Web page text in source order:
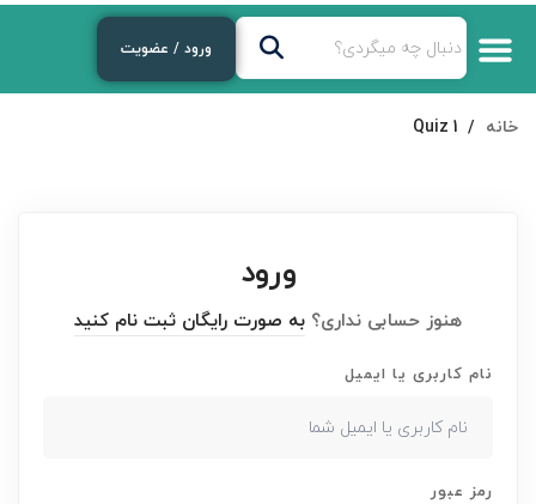
ورود / عضویت
خانه Quiz 1
ورود
هنوز حسابی نداری؟ به صورت رایگان ثبت نام کنید
نام کاربری یا ایمیل
رمز عبور